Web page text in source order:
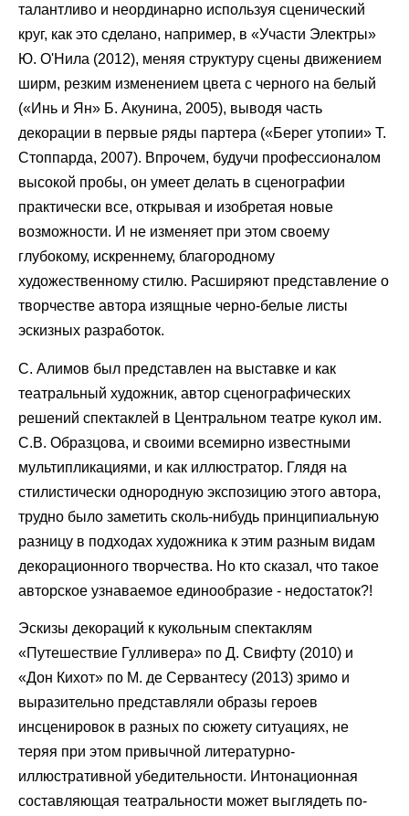
талантливо и неординарно используя сценический
круг, как это сделано, например, в «Участи Электры»
Ю. О'Нила (2012), меняя структуру сцены движением
ширм, резким изменением цвета с черного на белый
(«Инь и Ян» Б. Акунина, 2005), выводя часть
декорации в первые ряды партера («Берег утопии» Т.
Стоппарда, 2007). Впрочем, будучи профессионалом
высокой пробы, он умеет делать в сценографии
практически все, открывая и изобретая новые
возможности. И не изменяет при этом своему
глубокому, искреннему, благородному
художественному стилю. Расширяют представление о
творчестве автора изящные черно-белые листы
эскизных разработок.
С. Алимов был представлен на выставке и как
театральный художник, автор сценографических
решений спектаклей в Центральном театре кукол им.
С.В. Образцова, и своими всемирно известными
мультипликациями, и как иллюстратор. Глядя на
стилистически однородную экспозицию этого автора,
трудно было заметить сколь-нибудь принципиальную
разницу в подходах художника к этим разным видам
декорационного творчества. Но кто сказал, что такое
авторское узнаваемое единообразие - недостаток?!
Эскизы декораций к кукольным спектаклям
«Путешествие Гулливера» по Д. Свифту (2010) и
«Дон Кихот» по М. де Сервантесу (2013) зримо и
выразительно представляли образы героев
инсценировок в разных по сюжету ситуациях, не
теряя при этом привычной литературно-
иллюстративной убедительности. Интонационная
составляющая театральности может выглядеть по-